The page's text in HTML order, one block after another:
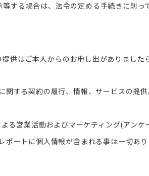
する場合は、法令の定める手続きに則っ
供はご本人からのお申し出がありました
する契約の履行、情報、サービスの提供
営業活動およびマーケティング(アンケ
ートに個人情報が含まれる事は一切あり